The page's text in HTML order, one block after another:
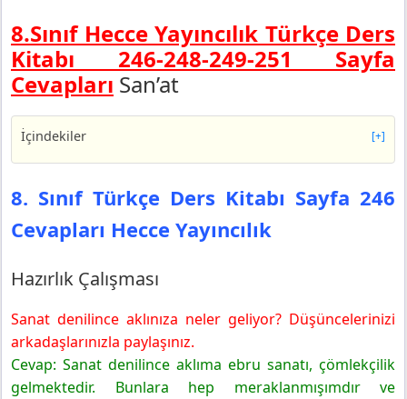
8.Sınıf Hecce Yayıncılık Türkçe Ders
Kitabı 246-248-249-251 Sayfa
Cevapları San’at
İçindekiler [+]
8. Sınıf Türkçe Ders Kitabı Sayfa 246 Cevapları Hecce
Yayıncılık
Hazırlık Çalışması
8. Sınıf Türkçe Ders Kitabı Sayfa 248 Cevapları Hecce
1. ETKİNLİK
3. Etkinlik
8. Sınıf Türkçe Ders Kitabı Sayfa 249 Cevapları Hecce
Yayıncılık
4. Etkinlik
8. Sınıf Türkçe Ders Kitabı Sayfa 246
Cevapları Hecce Yayıncılık
Hazırlık Çalışması
Sanat denilince aklınıza neler geliyor? Düşüncelerinizi
arkadaşlarınızla paylaşınız.
Cevap: Sanat denilince aklıma ebru sanatı, çömlekçilik
gelmektedir. Bunlara hep meraklanmışımdır ve